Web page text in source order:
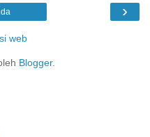
›
web
Blogger.